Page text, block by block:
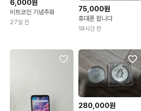
6,000원
비트코인 기념주화
27일 전
75,000원
휴대폰 팝니다
18시간 전
280,000원